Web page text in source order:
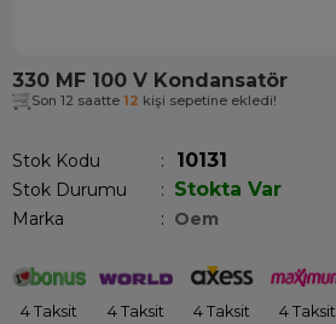
330 MF 100 V Kondansatör
Son 12 saatte 12 kişi sepetine ekledi!
Stok Kodu 10131
Stok Durumu : Stokta Var
Marka : Oem
4 Taksit 4 Taksit 4 Taksit 4 Taksit